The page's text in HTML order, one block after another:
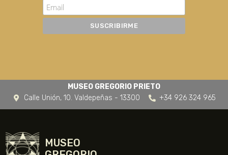
MUSEO GREGORIO PRIETO
Calle Unión, 10. Valdepeñas - 13300
+34 926 324 965
MUSEO